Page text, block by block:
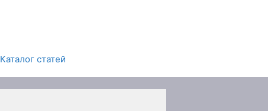
Каталог статей